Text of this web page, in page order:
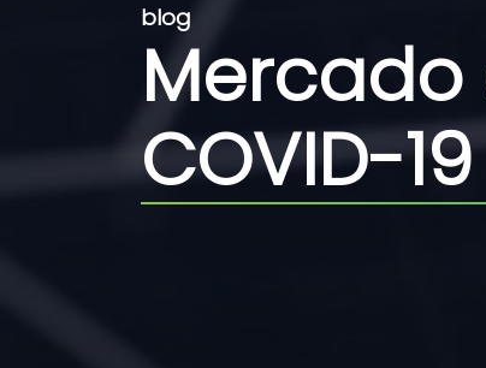
blog
COVID-19